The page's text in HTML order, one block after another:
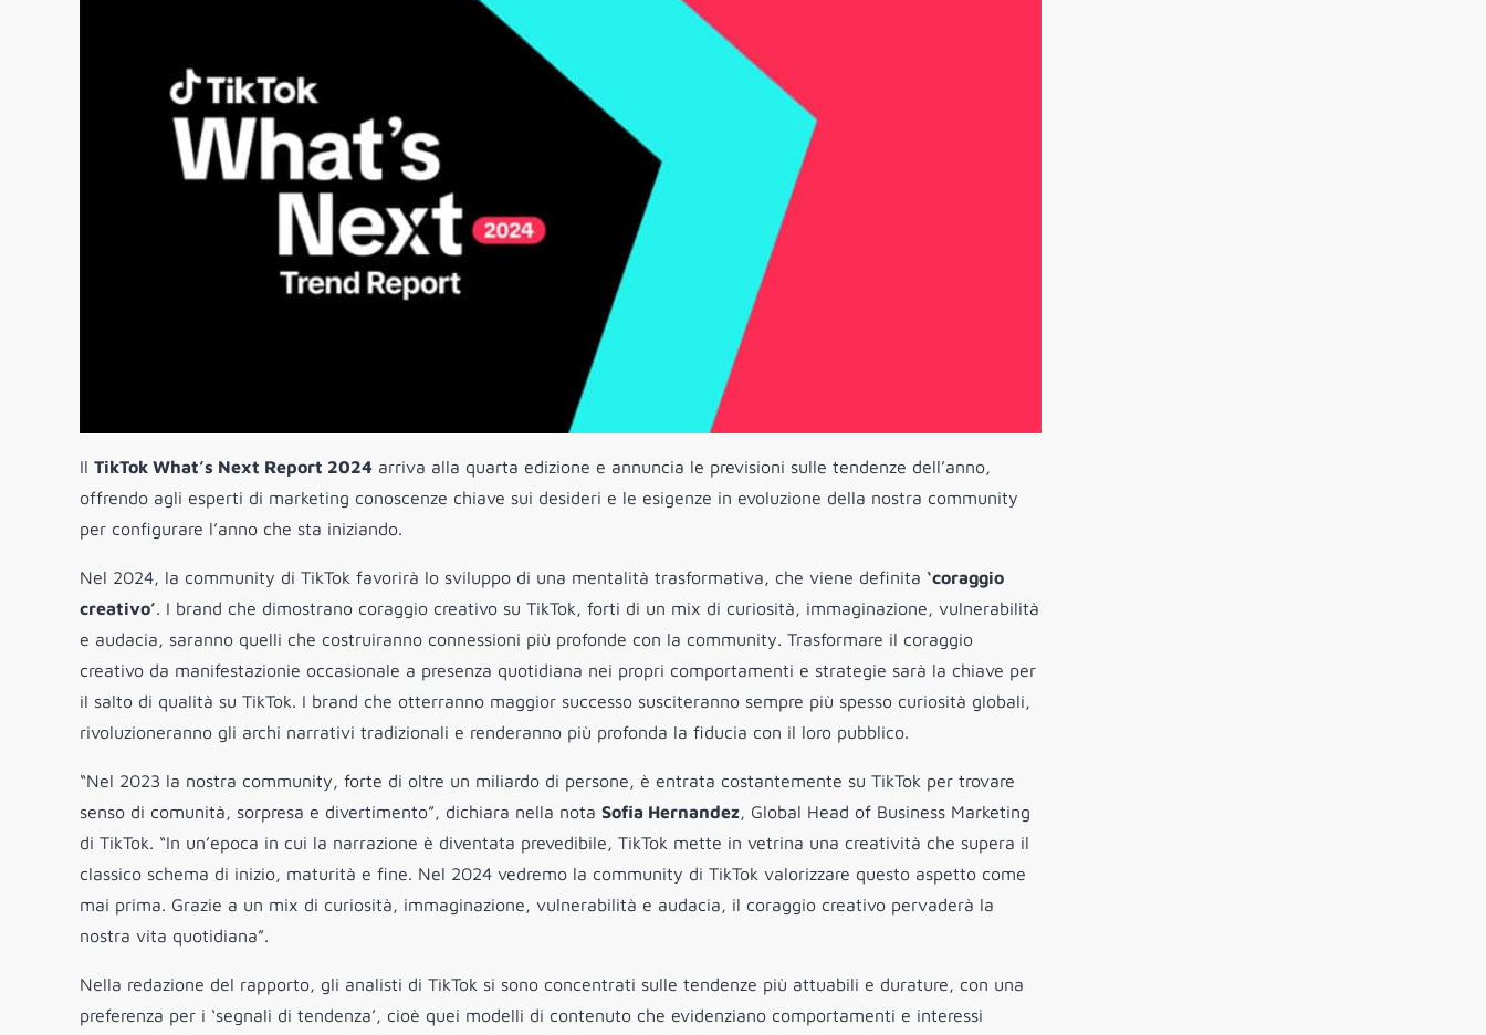
Il TikTok What’s Next Report 2024 arriva alla quarta edizione e annuncia le previsioni sulle tendenze dell’anno,
offrendo agli esperti di marketing conoscenze chiave sui desideri e le esigenze in evoluzione della nostra community
per configurare l’anno che sta iniziando.
Nel 2024, la community di TikTok favorirà lo sviluppo di una mentalità trasformativa, che viene definita ‘coraggio
creativo’. I brand che dimostrano coraggio creativo su TikTok, forti di un mix di curiosità, immaginazione, vulnerabilità
e audacia, saranno quelli che costruiranno connessioni più profonde con la community. Trasformare il coraggio
creativo da manifestazionie occasionale a presenza quotidiana nei propri comportamenti e strategie sarà la chiave per
il salto di qualità su TikTok. I brand che otterranno maggior successo susciteranno sempre più spesso curiosità globali,
rivoluzioneranno gli archi narrativi tradizionali e renderanno più profonda la fiducia con il loro pubblico.
“Nel 2023 la nostra community, forte di oltre un miliardo di persone, è entrata costantemente su TikTok per trovare
senso di comunità, sorpresa e divertimento”, dichiara nella nota Sofia Hernandez, Global Head of Business Marketing
di TikTok. “In un’epoca in cui la narrazione è diventata prevedibile, TikTok mette in vetrina una creatività che supera il
classico schema di inizio, maturità e fine. Nel 2024 vedremo la community di TikTok valorizzare questo aspetto come
mai prima. Grazie a un mix di curiosità, immaginazione, vulnerabilità e audacia, il coraggio creativo pervaderà la
nostra vita quotidiana”.
Nella redazione del rapporto, gli analisti di TikTok si sono concentrati sulle tendenze più attuabili e durature, con una
preferenza per i ‘segnali di tendenza’, cioè quei modelli di contenuto che evidenziano comportamenti e interessi